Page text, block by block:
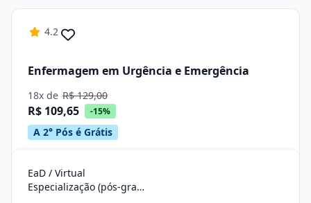
4.2
Enfermagem em Urgência e Emergência
18x de R$ 129,00
R$ 109,65 -15%
A 2° Pós é Grátis
EaD / Virtual
Especialização (pós-graduação)